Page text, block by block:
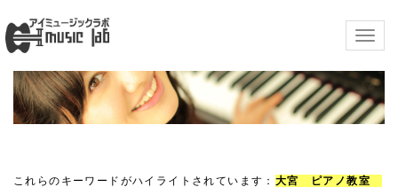
これらのキーワードがハイライトされています： 大宮 ピアノ教室